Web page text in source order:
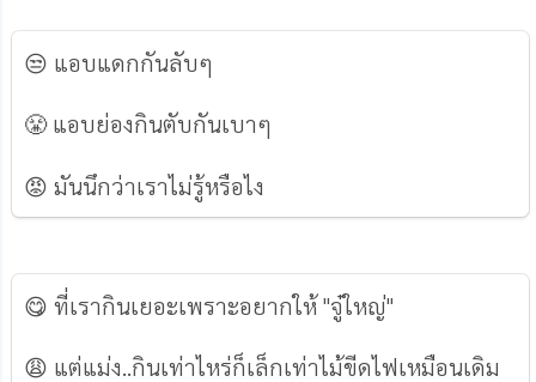
😒 แอบแดกกันลับๆ
😤 แอบย่องกินตับกันเบาๆ
😡 มันนึกว่าเราไม่รู้หรือไง
😋 ที่เรากินเยอะเพราะอยากให้ "จู๋ใหญ่"
😩 แต่แม่ง..กินเท่าไหร่ก็เล็กเท่าไม้ขีดไฟเหมือนเดิม